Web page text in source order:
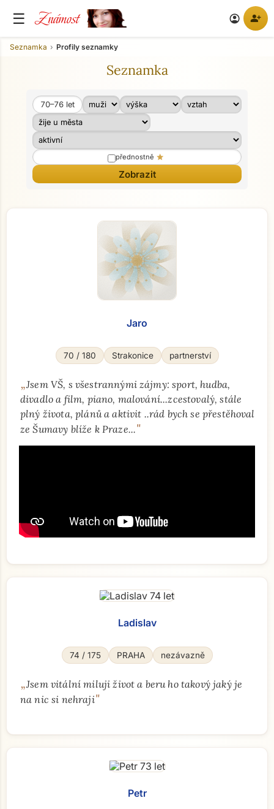
☰ Známost account_circle person_add
Seznamka Profily seznamky
Seznamka
Věk od
Věk do
70–76 let
přednostně star
Jaro
70 / 180 Strakonice partnerství
„Jsem VŠ, s všestrannými zájmy: sport, hudba,
divadlo a film, piano, malování...zcestovalý, stále
plný života, plánů a aktivit ..rád bych se přestěhoval
ze Šumavy blíže k Praze..."
Ladislav
74 / 175 PRAHA nezávazně
„Jsem vitální miluji život a beru ho takový jaký je
na nic si nehraji"
Petr